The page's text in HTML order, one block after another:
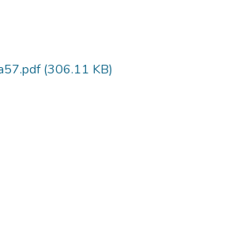
(306.11 KB)